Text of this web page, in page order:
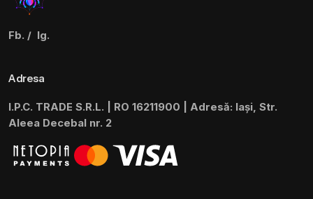
Fb. / Ig.
Adresa
I.P.C. TRADE S.R.L. | RO 16211900 | Adresă: Iași, Str.
Aleea Decebal nr. 2